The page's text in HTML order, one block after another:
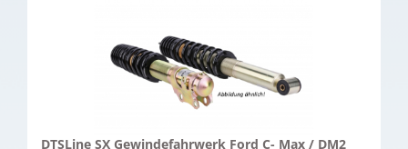
DTSLine SX Gewindefahrwerk Ford C- Max / DM2